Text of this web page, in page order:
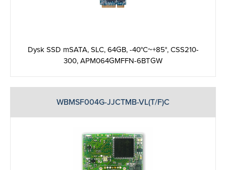
Dysk SSD mSATA, SLC, 64GB, -40°C~+85°, CSS210-
300, APM064GMFFN-6BTGW
WBMSF004G-JJCTMB-VL(T/F)C